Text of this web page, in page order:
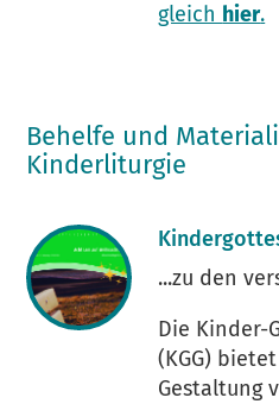
gleich hier.
Behelfe und
Kinderliturgie
...zu den
Die Kinder-
(KGG)
Gestaltung